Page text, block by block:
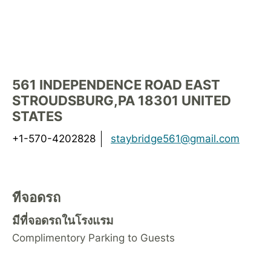
561 INDEPENDENCE ROAD EAST
STROUDSBURG,PA 18301 UNITED
STATES
+1-570-4202828 staybridge561@gmail.com
ที่จอดรถ
มีที่จอดรถในโรงแรม
Complimentory Parking to Guests